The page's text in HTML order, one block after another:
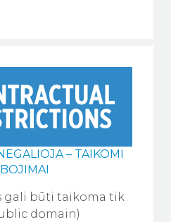
– TAIKOMI
gali būti taikoma tik
domain)